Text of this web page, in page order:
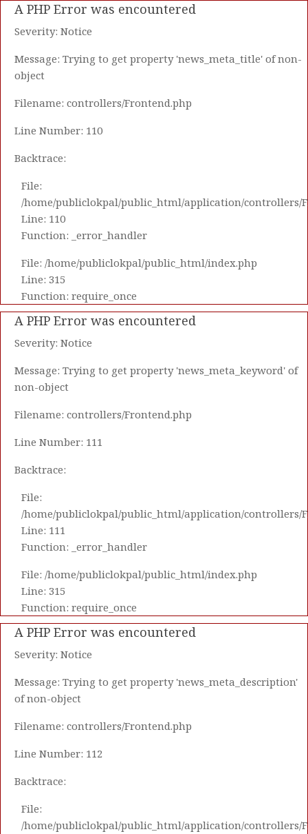
A PHP Error was encountered
Severity: Notice
Message: Trying to get property 'news_meta_title' of non-
object
Filename: controllers/Frontend.php
Line Number: 110
Backtrace:
File:
/home/publiclokpal/public_html/application/controllers/
Line: 110
Function: _error_handler
File: /home/publiclokpal/public_html/index.php
Line: 315
Function: require_once
A PHP Error was encountered
Severity: Notice
Message: Trying to get property 'news_meta_keyword' of
non-object
Filename: controllers/Frontend.php
Line Number: 111
Backtrace:
File:
/home/publiclokpal/public_html/application/controllers/
Line: 111
Function: _error_handler
File: /home/publiclokpal/public_html/index.php
Line: 315
Function: require_once
A PHP Error was encountered
Severity: Notice
Message: Trying to get property 'news_meta_description'
of non-object
Filename: controllers/Frontend.php
Line Number: 112
Backtrace:
File:
/home/publiclokpal/public_html/application/controllers/